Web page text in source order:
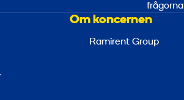
frågorna
Om koncernen
Ramirent Group